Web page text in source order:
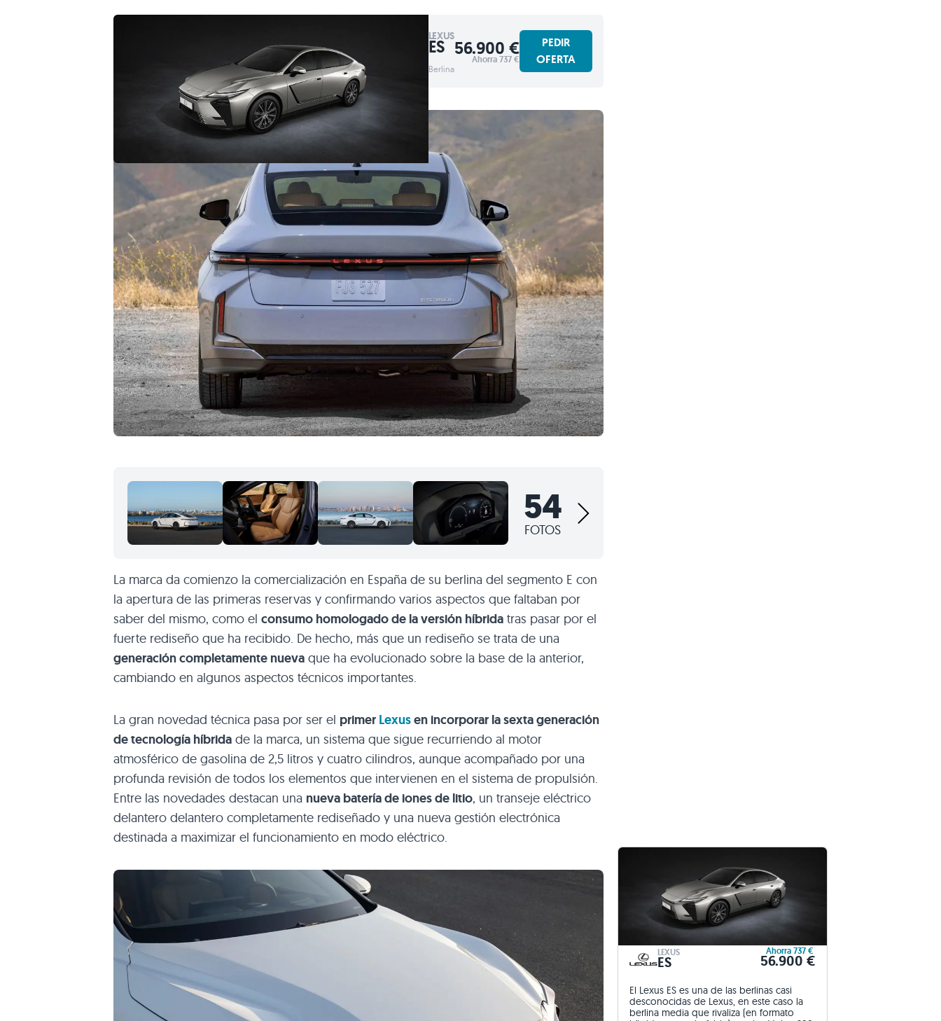
LEXUS
ES
Berlina
56.900 €
Ahorra 737 €
PEDIR
OFERTA
54
FOTOS
La marca da comienzo la comercialización en España de su berlina del segmento E con
la apertura de las primeras reservas y confirmando varios aspectos que faltaban por
saber del mismo, como el consumo homologado de la versión híbrida tras pasar por el
fuerte rediseño que ha recibido. De hecho, más que un rediseño se trata de una
generación completamente nueva que ha evolucionado sobre la base de la anterior,
cambiando en algunos aspectos técnicos importantes.
La gran novedad técnica pasa por ser el primer Lexusen incorporar la sexta generación
de tecnología híbrida de la marca, un sistema que sigue recurriendo al motor
atmosférico de gasolina de 2,5 litros y cuatro cilindros, aunque acompañado por una
profunda revisión de todos los elementos que intervienen en el sistema de propulsión.
Entre las novedades destacan una nueva batería de iones de litio, un transeje eléctrico
delantero delantero completamente rediseñado y una nueva gestión electrónica
destinada a maximizar el funcionamiento en modo eléctrico.
LEXUS
ES
Ahorra 737 €
56.900 €
El Lexus ES es una de las berlinas casi
desconocidas de Lexus, en este caso la
berlina media que rivaliza (en formato